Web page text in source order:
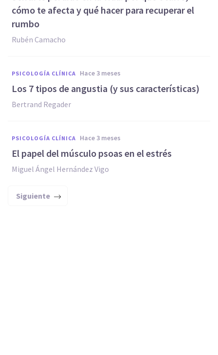
cómo te afecta y qué hacer para recuperar el
rumbo
Rubén Camacho
PSICOLOGÍA CLÍNICA hace 3 meses
Los 7 tipos de angustia (y sus características)
Bertrand Regader
PSICOLOGÍA CLÍNICA hace 3 meses
El papel del músculo psoas en el estrés
Miguel Ángel Hernández Vigo
Siguiente